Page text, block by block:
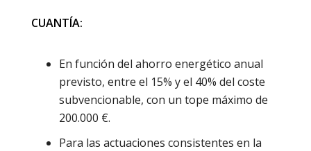
CUANTÍA:
En función del ahorro energético anual
previsto, entre el 15% y el 40% del coste
subvencionable, con un tope máximo de
200.000 €.
Para las actuaciones consistentes en la